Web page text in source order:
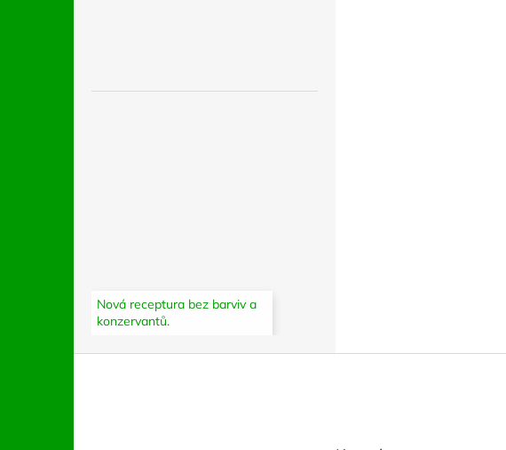
Nová receptura bez barviv a
konzervantů.